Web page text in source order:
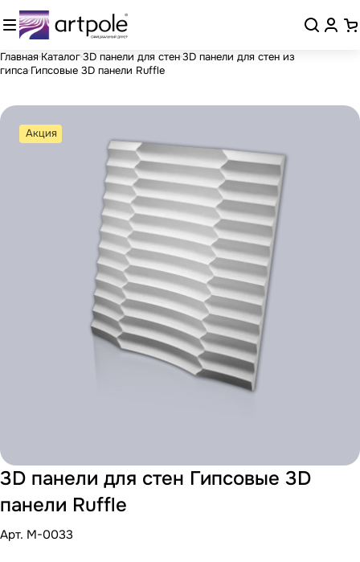
Главная Каталог3D панели для стен3D панели для стен из
гипса Гипсовые 3D панели Ruffle
Акция
3D панели для стен Гипсовые 3D
панели Ruffle
Арт. M-0033